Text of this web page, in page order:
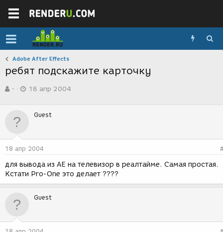
Adobe After Effects
ребят подскажите карточку
в
р
м
-
а
д
н
и
18 апр 2004
Guest
18 апр 2004
для вывода из AE на телевизор в реалтайме. Самая простая.
Кстати Pro-One это делает ????
Guest